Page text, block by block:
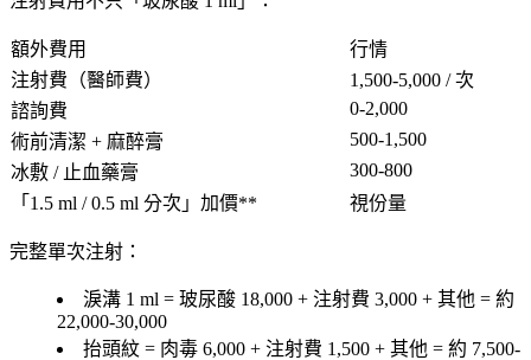
額外費用
行情
注射費 （醫師費）
1,500-5,000 / 次
諮詢費
0-2,000
術前清潔 + 麻醉膏
500-1,500
冰敷 / 止血藥膏
300-800
「1.5 ml / 0.5 ml 分次」加價**
視份量
完整單次注射 ：
淚溝 1 ml = 玻尿酸 18,000 + 注射費 3,000 + 其他 = 約
22,000-30,000
抬頭紋 = 肉毒 6,000 + 注射費 1,500 + 其他 = 約 7,500-